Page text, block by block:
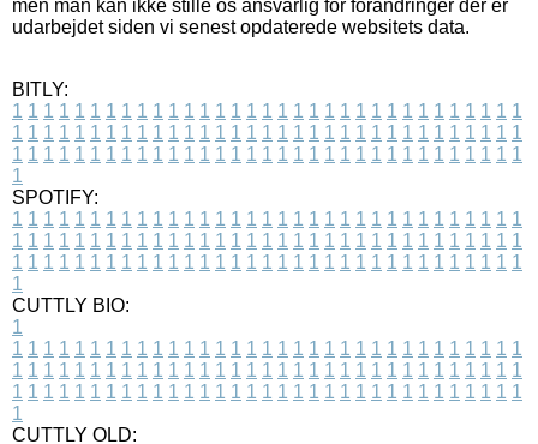
men man kan ikke stille os ansvarlig for forandringer der er
udarbejdet siden vi senest opdaterede websitets data.
BITLY:
1 1 1 1 1 1 1 1 1 1 1 1 1 1 1 1 1 1 1 1 1 1 1 1 1 1 1 1 1 1 1 1 1
1 1 1 1 1 1 1 1 1 1 1 1 1 1 1 1 1 1 1 1 1 1 1 1 1 1 1 1 1 1 1 1 1
1 1 1 1 1 1 1 1 1 1 1 1 1 1 1 1 1 1 1 1 1 1 1 1 1 1 1 1 1 1 1 1 1
1
SPOTIFY:
1 1 1 1 1 1 1 1 1 1 1 1 1 1 1 1 1 1 1 1 1 1 1 1 1 1 1 1 1 1 1 1 1
1 1 1 1 1 1 1 1 1 1 1 1 1 1 1 1 1 1 1 1 1 1 1 1 1 1 1 1 1 1 1 1 1
1 1 1 1 1 1 1 1 1 1 1 1 1 1 1 1 1 1 1 1 1 1 1 1 1 1 1 1 1 1 1 1 1
1
CUTTLY BIO:
1
1 1 1 1 1 1 1 1 1 1 1 1 1 1 1 1 1 1 1 1 1 1 1 1 1 1 1 1 1 1 1 1 1
1 1 1 1 1 1 1 1 1 1 1 1 1 1 1 1 1 1 1 1 1 1 1 1 1 1 1 1 1 1 1 1 1
1 1 1 1 1 1 1 1 1 1 1 1 1 1 1 1 1 1 1 1 1 1 1 1 1 1 1 1 1 1 1 1 1
1
CUTTLY OLD: